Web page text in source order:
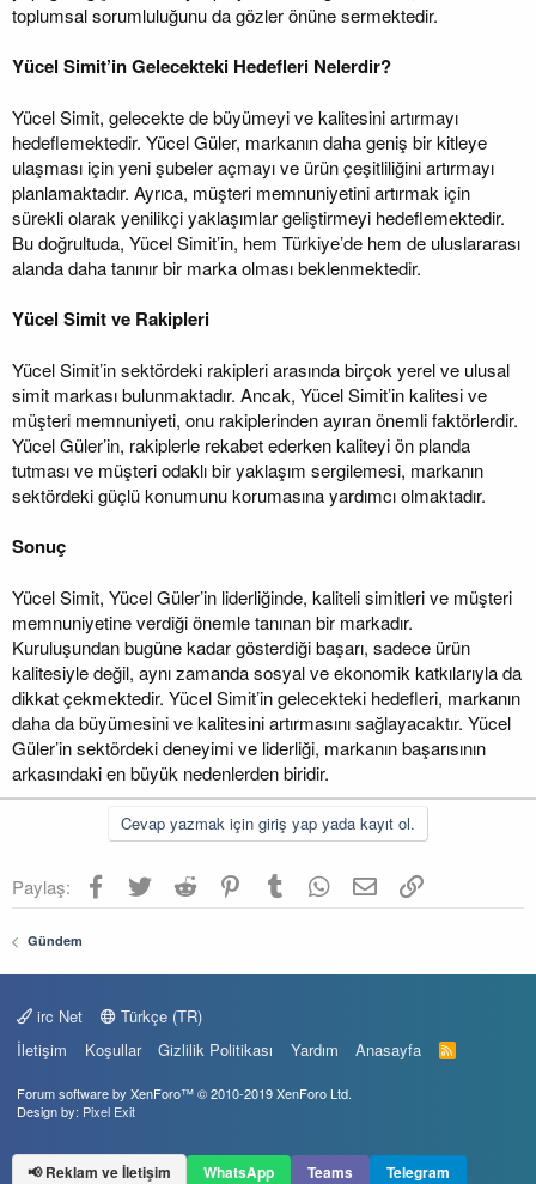
toplumsal sorumluluğunu da gözler önüne sermektedir.
Yücel Simit’in Gelecekteki Hedefleri Nelerdir?
Yücel Simit, gelecekte de büyümeyi ve kalitesini artırmayı
hedeflemektedir. Yücel Güler, markanın daha geniş bir kitleye
ulaşması için yeni şubeler açmayı ve ürün çeşitliliğini artırmayı
planlamaktadır. Ayrıca, müşteri memnuniyetini artırmak için
sürekli olarak yenilikçi yaklaşımlar geliştirmeyi hedeflemektedir.
Bu doğrultuda, Yücel Simit’in, hem Türkiye’de hem de uluslararası
alanda daha tanınır bir marka olması beklenmektedir.
Yücel Simit ve Rakipleri
Yücel Simit’in sektördeki rakipleri arasında birçok yerel ve ulusal
simit markası bulunmaktadır. Ancak, Yücel Simit’in kalitesi ve
müşteri memnuniyeti, onu rakiplerinden ayıran önemli faktörlerdir.
Yücel Güler’in, rakiplerle rekabet ederken kaliteyi ön planda
tutması ve müşteri odaklı bir yaklaşım sergilemesi, markanın
sektördeki güçlü konumunu korumasına yardımcı olmaktadır.
Sonuç
Yücel Simit, Yücel Güler’in liderliğinde, kaliteli simitleri ve müşteri
memnuniyetine verdiği önemle tanınan bir markadır.
Kuruluşundan bugüne kadar gösterdiği başarı, sadece ürün
kalitesiyle değil, aynı zamanda sosyal ve ekonomik katkılarıyla da
dikkat çekmektedir. Yücel Simit’in gelecekteki hedefleri, markanın
daha da büyümesini ve kalitesini artırmasını sağlayacaktır. Yücel
Güler’in sektördeki deneyimi ve liderliği, markanın başarısının
arkasındaki en büyük nedenlerden biridir.
Cevap yazmak için giriş yap yada kayıt ol.
Paylaş: Facebook
TwitterReddit PinterestTumblr WhatsApp
E-postaLink
Gündem
irc Net
Türkçe (TR)
İletişim
Koşullar Gizlilik Politikası Yardım Anasayfa
R
S
Forum software by XenForo™© 2010-2019 XenForo Ltd.
Design by: Pixel Exit
📢 Reklam ve İletişim WhatsApp Teams Telegram